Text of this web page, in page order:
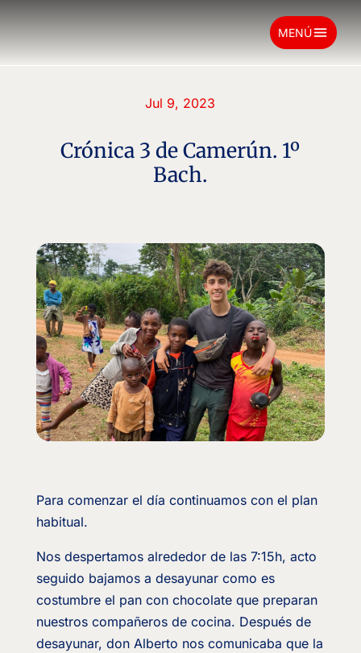
MENÚmenu
Jul 9, 2023
Crónica 3 de Camerún. 1º
Bach.
Para comenzar el día continuamos con el plan
habitual.
Nos despertamos alrededor de las 7:15h, acto
seguido bajamos a desayunar como es
costumbre el pan con chocolate que preparan
nuestros compañeros de cocina. Después de
desayunar, don Alberto nos comunicaba que la